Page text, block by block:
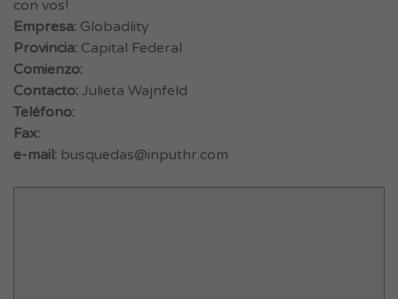
con vos!
Empresa: Globadlity
Provincia: Capital Federal
Comienzo:
Contacto: Julieta Wajnfeld
Teléfono:
Fax:
e-mail: busquedas@inputhr.com